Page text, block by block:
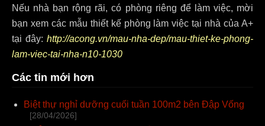
Nếu nhà bạn rộng rãi, có phòng riêng để làm việc, mời
bạn xem các mẫu thiết kế phòng làm việc tại nhà của A+
tại đây: http://acong.vn/mau-nha-dep/mau-thiet-ke-phong-
lam-viec-tai-nha-n10-1030
Các tin mới hơn
Biệt thự nghỉ dưỡng cuối tuần 100m2 bên Đập Vống
[28/04/2026]